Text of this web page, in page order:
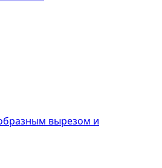
вырезом и